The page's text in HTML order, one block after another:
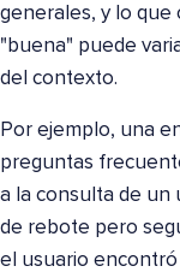
generales, y lo
"buena" puede
del contexto.
Por ejemplo, una
preguntas
a la consulta de un
de rebote pero
el usuario